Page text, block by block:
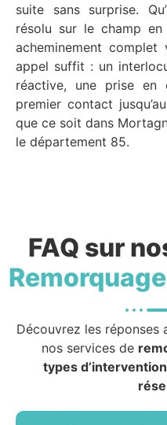
suite sans surprise.
résolu sur le champ en
acheminement
appel suffit : un
réactive, une prise en
premier contact
que ce soit dans
le département 85.
FAQ sur
Remorquage
Découvrez les réponses
nos services de
types